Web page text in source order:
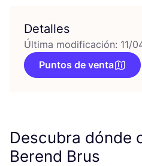
Detalles
Última modificación: 11/
Puntos de venta
Descubra dónde
Berend Brus